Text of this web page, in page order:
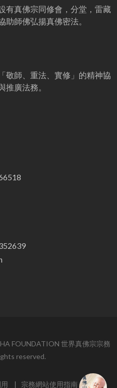
有真佛宗同修會，分堂，雷藏
助師佛弘揚真佛密法。
敬師、重法、實修」的精神協
推廣法務。
FOUNDATION 世界真佛宗宗務
reserved.
| 宗務網站使用指南